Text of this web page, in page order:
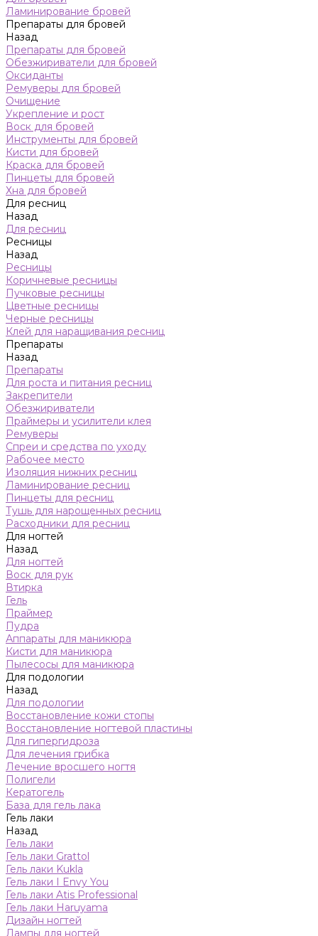
Ламинирование бровей
Препараты для бровей
Назад
Препараты для бровей
Обезжириватели для бровей
Оксиданты
Ремуверы для бровей
Очищение
Укрепление и рост
Воск для бровей
Инструменты для бровей
Кисти для бровей
Краска для бровей
Пинцеты для бровей
Хна для бровей
Для ресниц
Назад
Для ресниц
Ресницы
Назад
Ресницы
Коричневые ресницы
Пучковые ресницы
Цветные ресницы
Черные ресницы
Клей для наращивания ресниц
Препараты
Назад
Препараты
Для роста и питания ресниц
Закрепители
Обезжириватели
Праймеры и усилители клея
Ремуверы
Спреи и средства по уходу
Рабочее место
Изоляция нижних ресниц
Ламинирование ресниц
Пинцеты для ресниц
Тушь для нарощенных ресниц
Расходники для ресниц
Для ногтей
Назад
Для ногтей
Воск для рук
Втирка
Гель
Праймер
Пудра
Аппараты для маникюра
Кисти для маникюра
Пылесосы для маникюра
Для подологии
Назад
Для подологии
Восстановление кожи стопы
Восстановление ногтевой пластины
Для гипергидроза
Для лечения грибка
Лечение вросшего ногтя
Полигели
Кератогель
База для гель лака
Гель лаки
Назад
Гель лаки
Гель лаки Grattol
Гель лаки Kukla
Гель лаки I Envy You
Гель лаки Atis Professional
Гель лаки Haruyama
Дизайн ногтей
Лампы для ногтей